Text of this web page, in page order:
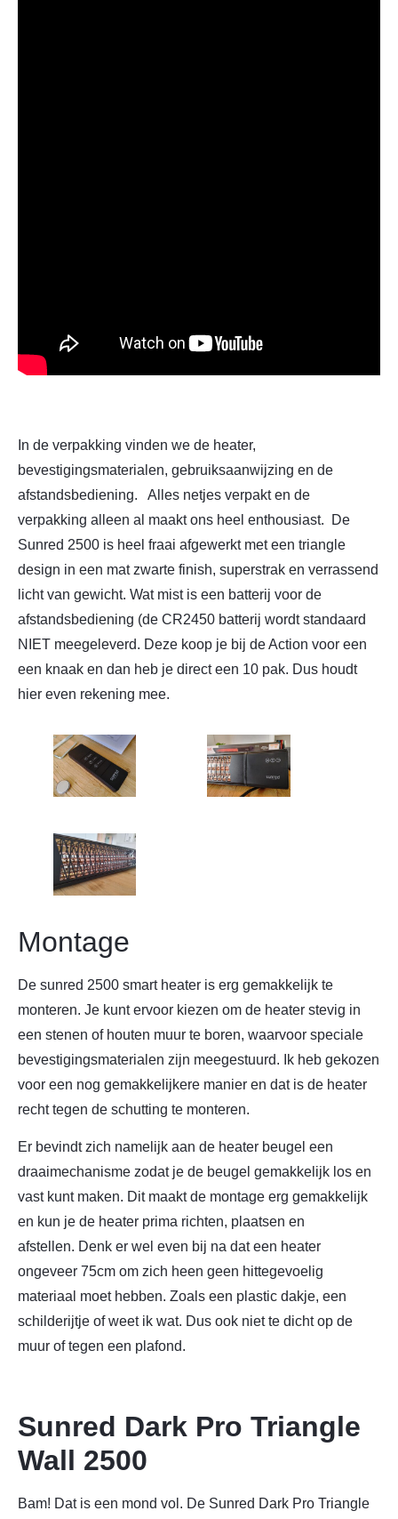
In de verpakking vinden we de heater,
bevestigingsmaterialen, gebruiksaanwijzing en de
afstandsbediening.
Alles netjes verpakt en de
verpakking alleen al maakt ons heel enthousiast. De
Sunred 2500 is heel fraai afgewerkt met een triangle
design in een mat zwarte finish, superstrak en verrassend
licht van gewicht. Wat mist is een batterij voor de
afstandsbediening (de CR2450 batterij wordt standaard
NIET meegeleverd. Deze koop je bij de Action voor een
een knaak en dan heb je direct een 10 pak. Dus houdt
hier even rekening mee.
Montage
De sunred 2500 smart heater is erg gemakkelijk te
monteren. Je kunt ervoor kiezen om de heater stevig in
een stenen of houten muur te boren, waarvoor speciale
bevestigingsmaterialen zijn meegestuurd. Ik heb gekozen
voor een nog gemakkelijkere manier en dat is de heater
recht tegen de schutting te monteren.
Er bevindt zich namelijk aan de heater beugel een
draaimechanisme zodat je de beugel gemakkelijk los en
vast kunt maken. Dit maakt de montage erg gemakkelijk
en kun je de heater prima richten, plaatsen en
afstellen. Denk er wel even bij na dat een heater
ongeveer 75cm om zich heen geen hittegevoelig
materiaal moet hebben. Zoals een plastic dakje, een
schilderijtje of weet ik wat. Dus ook niet te dicht op de
muur of tegen een plafond.
Sunred Dark Pro Triangle
Wall 2500
Bam! Dat is een mond vol. De Sunred Dark Pro Triangle